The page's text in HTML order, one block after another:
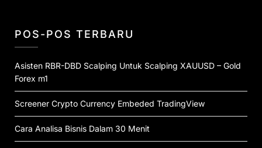
POS-POS TERBARU
Asisten RBR-DBD Scalping Untuk Scalping XAUUSD – Gold
Forex m1
Screener Crypto Currency Embeded TradingView
Cara Analisa Bisnis Dalam 30 Menit